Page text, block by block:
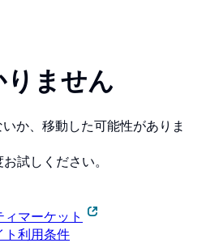
りません
か、移動した可能性がありま
試しください。
ィマーケット
ト利用条件